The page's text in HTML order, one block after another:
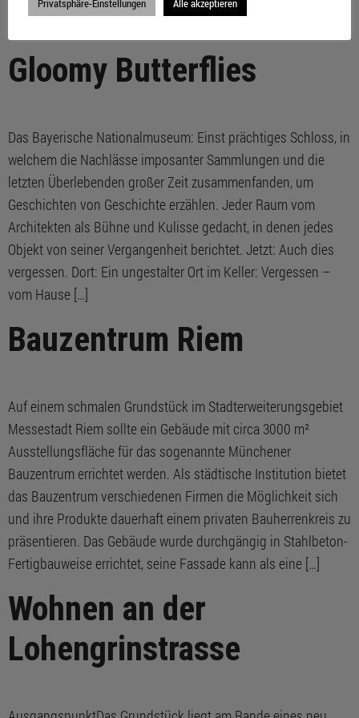
Gloomy Butterflies
Das Bayerische Nationalmuseum: Einst prächtiges Schloss, in
welchem die Nachlässe imposanter Sammlungen und die
letzten Überlebenden großer Zeit zusammenfanden, um
Geschichten von Geschichte erzählen. Jeder Raum vom
Architekten als Bühne und Kulisse gedacht, in denen jedes
Objekt von seiner Vergangenheit berichtet. Jetzt: Auch dies
vergessen. Dort: Ein ungestalter Ort im Keller: Vergessen –
vom Hause […]
Bauzentrum Riem
Auf einem schmalen Grundstück im Stadterweiterungsgebiet
Messestadt Riem sollte ein Gebäude mit circa 3000 m²
Ausstellungsfläche für das sogenannte Münchener
Bauzentrum errichtet werden. Als städtische Institution bietet
das Bauzentrum verschiedenen Firmen die Möglichkeit sich
und ihre Produkte dauerhaft einem privaten Bauherrenkreis zu
präsentieren. Das Gebäude wurde durchgängig in Stahlbeton-
Fertigbauweise errichtet, seine Fassade kann als eine […]
Wohnen an der
Lohengrinstrasse
Privatsphäre-Einstellungen Alle akzeptieren